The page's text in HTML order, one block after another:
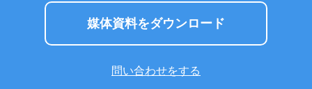
媒体資料をダウンロード
問い合わせをする